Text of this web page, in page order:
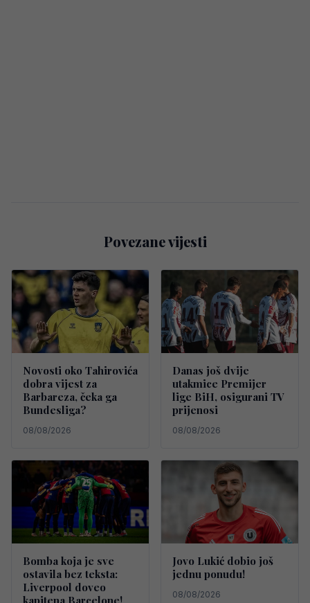
Povezane vijesti
Novosti oko Tahirovića
dobra vijest za
Barbareza, čeka ga
Bundesliga?
08/08/2026
Danas još dvije
utakmice Premijer
lige BiH, osigurani TV
prijenosi
08/08/2026
Bomba koja je sve
ostavila bez teksta:
Liverpool doveo
Jovo Lukić dobio još
jednu ponudu!
08/08/2026